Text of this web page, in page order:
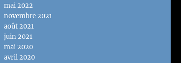
mai 2022
novembre 2021
août 2021
juin 2021
mai 2020
avril 2020